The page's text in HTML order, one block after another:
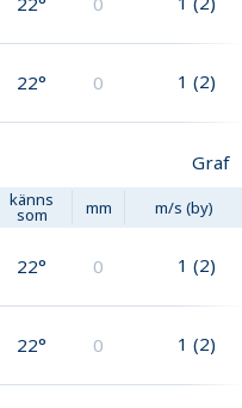
22° 0 1 (2)
Graf
känns
som mm m/s (by)
22° 0 1 (2)
22° 0 1 (2)